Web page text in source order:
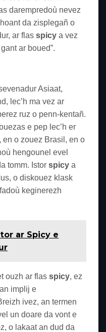
darempredoù nevez
da zisplegañ o
ar flas spicy a vez
ar boued”.
Asiaat,
lec’h ma vez ar
ruz o penn-kentañ.
e pep lec’h er
en o zouez Brasil, en o
hengounel evel
tomm. Istor spicy a
o diskouez klask
keginerezh
ar Spicy e
ouzh ar flas spicy, ez
implij e
ivez, an termen
un doare da vont e
o lakaat an dud da